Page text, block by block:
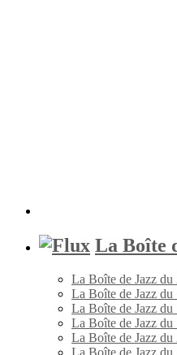
La Boîte
La Boîte de Jazz
La Boîte de Jazz du
La Boîte de Jazz du
La Boîte de Jazz
La Boîte de Jazz du